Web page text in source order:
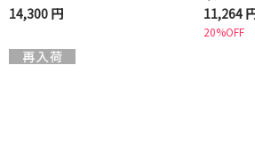
14,300 円 11,264
20%OFF